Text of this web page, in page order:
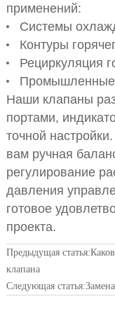
применений:
Системы
Контуры
Рециркуляция
Промышленные
Наши клапаны
портами,
точной
вам ручная
регулирование
давления
готовое
проекта.
Предыдущая статья:
клапана
Следующая статья: